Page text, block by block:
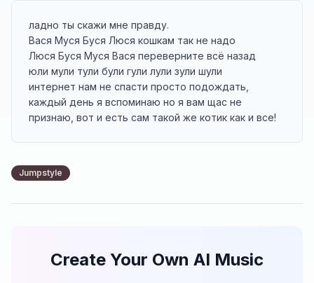
ладно ты скажи мне правду.
Вася Муся Буся Люся кошкам так не надо
Люся Буся Муся Вася переверните всё назад
юли мули тули були гули лули зули шули
интернет нам не спасти просто подождать,
каждый день я вспоминаю но я вам щас не
признаю, вот и есть сам такой же котик как и все!
Jumpstyle
Create Your Own AI Music